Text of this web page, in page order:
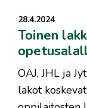
28.4.2024
Toinen
OAJ, JHL ja
lakot